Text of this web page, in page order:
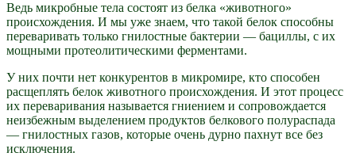
Ведь микробные тела состоят из белка «животного»
происхождения. И мы уже знаем, что такой белок способны
переваривать только гнилостные бактерии — бациллы, с их
мощными протеолитическими ферментами.
У них почти нет конкурентов в микромире, кто способен
расщеплять белок животного происхождения. И этот процесс
их переваривания называется гниением и сопровождается
неизбежным выделением продуктов белкового полураспада
— гнилостных газов, которые очень дурно пахнут все без
исключения.